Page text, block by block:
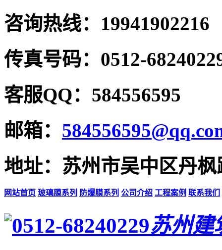
咨询热线：19941902216
传真号码：0512-
客服QQ：584556595
邮箱：
地址：苏州市吴中区丹枫
网站首页 玻璃膜系列 防爆膜系列 公司介绍 工程案例 联系我们
苏州建